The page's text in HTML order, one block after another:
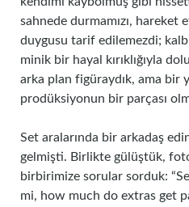
sahnede durmamızı, hareket
duygusu tarif edilemezdi;
minik bir hayal kırıklığıyla
arka plan figüraydık, ama bir
prodüksiyonun bir parçası
Set aralarında bir arkadaş
gelmişti. Birlikte gülüştük,
birbirimize sorular sorduk:
mi, how much do extras get